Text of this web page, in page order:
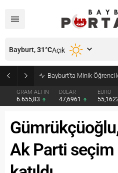
Bayburt’ta Minik
GRAM ALTIN
6.655,83
DOLAR
47,6961
EURO
Bayburt,31°CAçık
Ak Parti seçim